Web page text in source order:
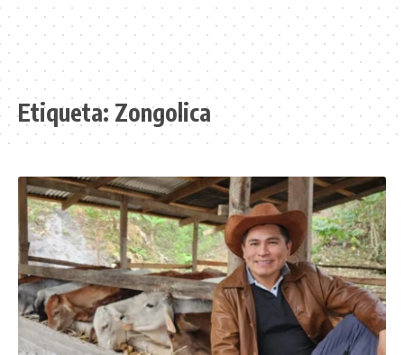
Etiqueta: Zongolica